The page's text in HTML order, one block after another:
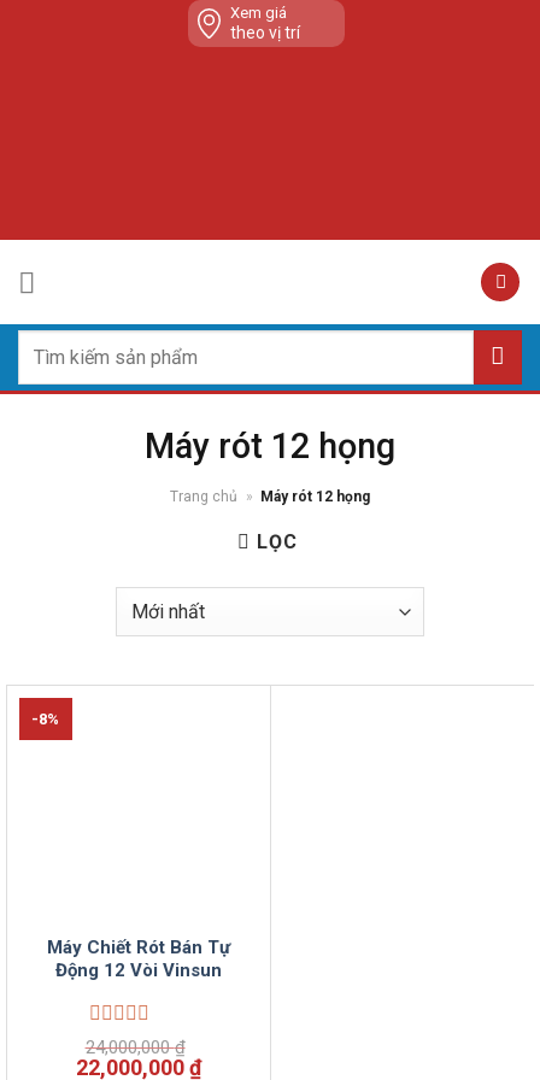
Xem giá
theo vị trí
kiếm:
Máy rót 12 họng
Trang chủ » Máy rót 12 họng
LỌC
-8%
Máy Chiết Rót Bán Tự
Động 12 Vòi Vinsun
Được
xếp
24,000,000₫
Giá
22,000,000₫Giá